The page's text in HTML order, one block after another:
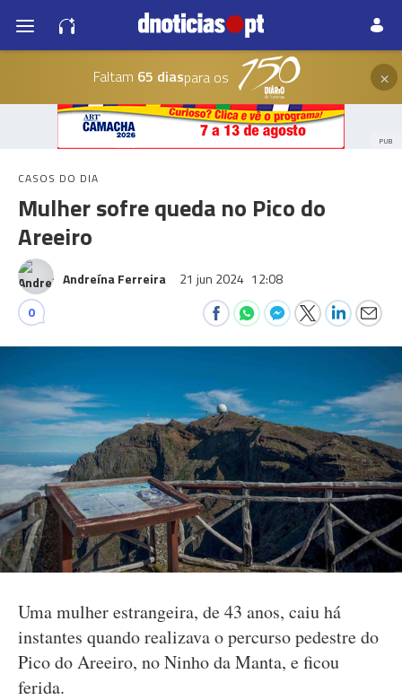
Faltam 65 diaspara os ×
PUB
CASOS DO DIA
Mulher sofre queda no Pico do
Areeiro
Andreína Ferreira 21 jun 2024 12:08
0
Uma mulher estrangeira, de 43 anos, caiu há
instantes quando realizava o percurso pedestre do
Pico do Areeiro, no Ninho da Manta, e ficou
ferida.